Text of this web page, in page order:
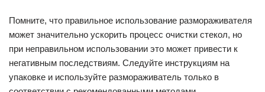
Помните, что правильное использование размораживателя
может значительно ускорить процесс очистки стекол, но
при неправильном использовании это может привести к
негативным последствиям. Следуйте инструкциям на
упаковке и используйте размораживатель только в